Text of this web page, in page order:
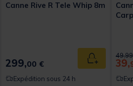
Canne Rive R Tele Whip 8m
299,00 € Ajouter au
Expédition sous 24 h
Price
39,